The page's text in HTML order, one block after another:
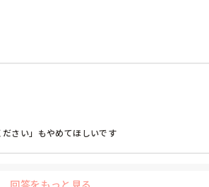
さい」もやめてほしいです